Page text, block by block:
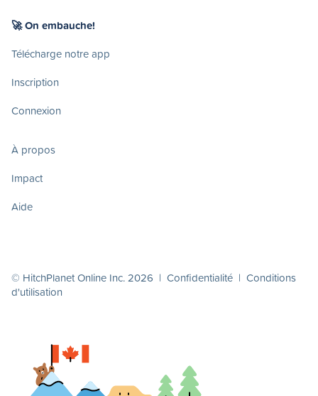
🚀 On embauche!
Télécharge notre app
Inscription
Connexion
À propos
Impact
Aide
© HitchPlanet Online Inc. 2026 | Confidentialité | Conditions
d'utilisation